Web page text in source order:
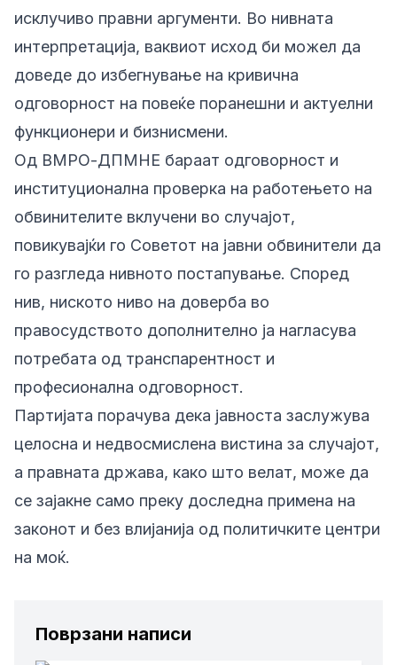
исклучиво правни аргументи. Во нивната
интерпретација, ваквиот исход би можел да
доведе до избегнување на кривична
одговорност на повеќе поранешни и актуелни
функционери и бизнисмени.
Од ВМРО-ДПМНЕ бараат одговорност и
институционална проверка на работењето на
обвинителите вклучени во случајот,
повикувајќи го Советот на јавни обвинители да
го разгледа нивното постапување. Според
нив, ниското ниво на доверба во
правосудството дополнително ја нагласува
потребата од транспарентност и
професионална одговорност.
Партијата порачува дека јавноста заслужува
целосна и недвосмислена вистина за случајот,
а правната држава, како што велат, може да
се зајакне само преку доследна примена на
законот и без влијанија од политичките центри
на моќ.
Поврзани написи